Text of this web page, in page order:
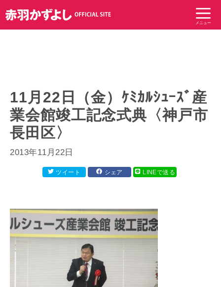
ン
テ
メニュー
11月22日（金）ｹﾐｶﾙｼｭｰｽﾞ産
業会館竣工記念式典〈神戸市
長田区〉
2013年11月22日
ツイート シェア LINEで送る